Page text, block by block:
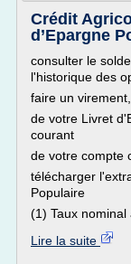
Crédit
d’Epargne
consulter le
l'historique des
faire un
de votre Livret
courant
de votre compte
télécharger
Populaire
(1) Taux nominal
Lire la suite